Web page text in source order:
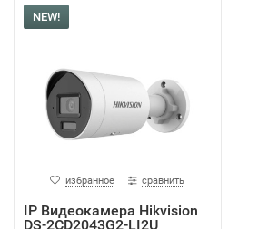
NEW!
избранное сравнить
IP Видеокамера Hikvision
DS-2CD2043G2-LI2U